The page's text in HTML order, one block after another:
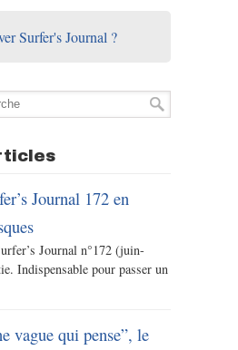
Surfer's Journal ?
Journal 172 en
Journal n°172 (juin-
Indispensable pour passer un
vague qui pense”, le